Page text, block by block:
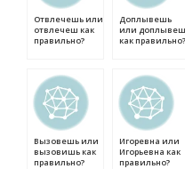
Отвлечешь или
отвлечеш как
правильно?
Доплывешь
или доплывеш
как правильно?
Вызовешь или
вызовишь как
правильно?
Игоревна или
Игорьевна как
правильно?